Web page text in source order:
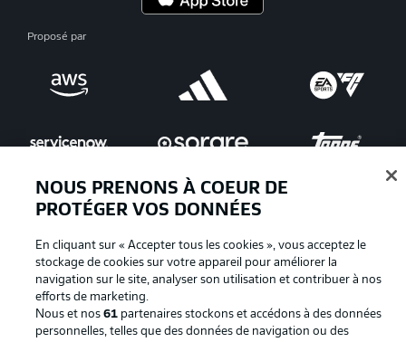
Proposé par
La publicité Conditions d’utilisation des
services
Mentions Légales
Déclaration de Diffuseurs
NOUS PRENONS À COEUR DE
PROTÉGER VOS DONNÉES
En cliquant sur « Accepter tous les cookies », vous acceptez le
stockage de cookies sur votre appareil pour améliorer la
navigation sur le site, analyser son utilisation et contribuer à nos
efforts de marketing.
Nous et nos61 partenaires stockons et accédons à des données
personnelles, telles que des données de navigation ou des